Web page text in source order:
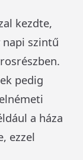
kezdte,
szintű
pedig
a háza
ezzel